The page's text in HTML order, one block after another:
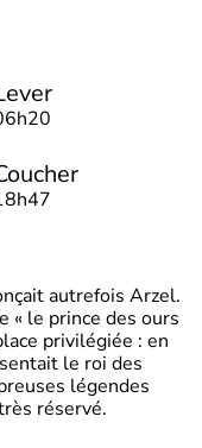
autrefois Arzel.
« le prince des ours
privilégiée : en
le roi des
légendes
réservé.